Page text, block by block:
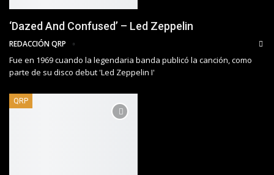
‘Dazed And Confused’ – Led Zeppelin
REDACCIÓN QRP
Fue en 1969 cuando la legendaria banda publicó la canción, como
parte de su disco debut 'Led Zeppelin I'
QRP